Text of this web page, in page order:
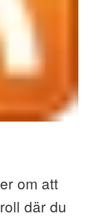
om att
där du